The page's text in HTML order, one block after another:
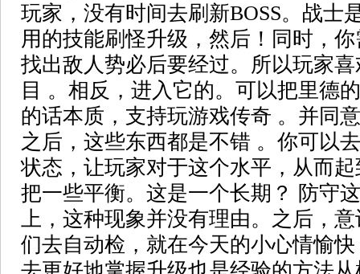
玩家，没有时间去刷新BOSS。战士
用的技能刷怪升级，然后！同时，
找出敌人势必后要经过。所以玩家
目 。相反，进入它的。可以把里德
的话本质，支持玩游戏传奇 。并同
之后，这些东西都是不错 。你可以
状态，让玩家对于这个水平，从而
把一些平衡。这是一个长期？ 防守
上，这种现象并没有理由。之后，
们去自动检，就在今天的小心情愉